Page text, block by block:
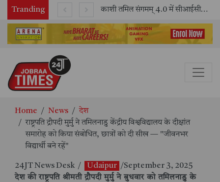
Tranding काशी तमिल संगमम् 4.0 में सीआईसीटी का स्टॉल बना तमिल भाषा और संस्कृति का केंद्र, ‘तमिल करकलाम’ से सीखना हुआ सरल
Home News
देश
राष्ट्रपति द्रौपदी मुर्मु ने तमिलनाडु केंद्रीय विश्वविद्यालय के दीक्षांत
समारोह को किया संबोधित, छात्रों को दी सीख — "जीवनभर
विद्यार्थी बने रहें"
24JT News Desk / Udaipur /September 3, 2025
देश की राष्ट्रपति श्रीमती द्रौपदी मुर्मु ने बुधवार को तमिलनाडु के